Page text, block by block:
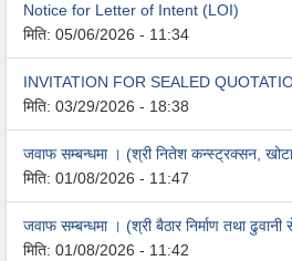
Notice for Letter of Intent (LOI)
मिति: 05/06/2026 - 11:34
INVITATION FOR SEALED
मिति: 03/29/2026 - 18:38
जवाफ सम्बन्धमा । (श्री नितेश कन्स्ट्रक्सन,
मिति: 01/08/2026 - 11:47
जवाफ सम्बन्धमा । (श्री बैठार निर्माण तथा
मिति: 01/08/2026 - 11:42